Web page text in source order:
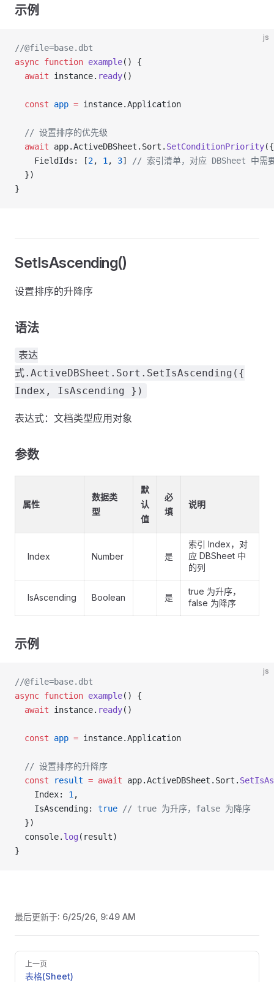
示例
js
//@file=base.dbt
async function example() {
  await
instance. ready()
  const
app = instance.Application
  // 设置排序的优先级
  await
app.ActiveDBSheet.Sort. SetConditionPriority({
    FieldIds: [
2, 1 , 3]
// 索引清单，对应 DBSheet 中需
  })
}
SetIsAscending()
设置排序的升降序
语法
表达
式.ActiveDBSheet.Sort.SetIsAscending({
Index, IsAscending })
表达式：文档类型应用对象
参数
属性
数据类
型
默
认
值
必
填
说明
Index Number 是
索引 Index，对
应 DBSheet 中
的列
IsAscending Boolean 是
true 为升序，
false 为降序
示例
js
//@file=base.dbt
async function example() {
  await
instance. ready()
  const
app = instance.Application
  // 设置排序的升降序
  const
result = await app.ActiveDBSheet.Sort.
    Index:
1 ,
    IsAscending:
true // true 为升序，false 为降序
  })
  console.
log (result)
}
最后更新于: 6/25/26, 9:49 AM
Pager
上一页
表格(Sheet)